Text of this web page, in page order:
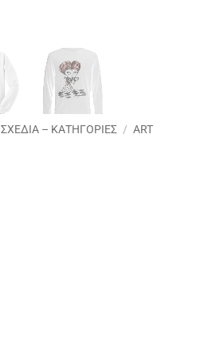
ΣΧΕΔΙΑ – ΚΑΤΗΓΟΡΙΕΣ / ART